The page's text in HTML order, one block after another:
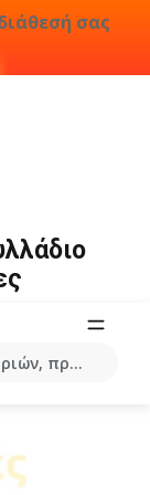
σας
προϊόντων...